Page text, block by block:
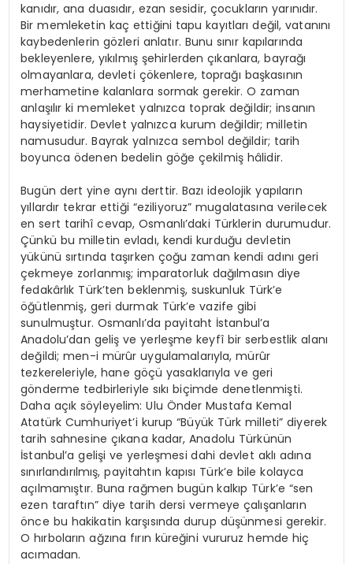
kanıdır, ana duasıdır, ezan sesidir, çocukların yarınıdır.
Bir memleketin kaç ettiğini tapu kayıtları değil, vatanını
kaybedenlerin gözleri anlatır. Bunu sınır kapılarında
bekleyenlere, yıkılmış şehirlerden çıkanlara, bayrağı
olmayanlara, devleti çökenlere, toprağı başkasının
merhametine kalanlara sormak gerekir. O zaman
anlaşılır ki memleket yalnızca toprak değildir; insanın
haysiyetidir. Devlet yalnızca kurum değildir; milletin
namusudur. Bayrak yalnızca sembol değildir; tarih
boyunca ödenen bedelin göğe çekilmiş hâlidir.
Bugün dert yine aynı derttir. Bazı ideolojik yapıların
yıllardır tekrar ettiği “eziliyoruz” mugalatasına verilecek
en sert tarihî cevap, Osmanlı’daki Türklerin durumudur.
Çünkü bu milletin evladı, kendi kurduğu devletin
yükünü sırtında taşırken çoğu zaman kendi adını geri
çekmeye zorlanmış; imparatorluk dağılmasın diye
fedakârlık Türk’ten beklenmiş, suskunluk Türk’e
öğütlenmiş, geri durmak Türk’e vazife gibi
sunulmuştur. Osmanlı’da payitaht İstanbul’a
Anadolu’dan geliş ve yerleşme keyfî bir serbestlik alanı
değildi; men-i mürûr uygulamalarıyla, mürûr
tezkereleriyle, hane göçü yasaklarıyla ve geri
gönderme tedbirleriyle sıkı biçimde denetlenmişti.
Daha açık söyleyelim: Ulu Önder Mustafa Kemal
Atatürk Cumhuriyet’i kurup “Büyük Türk milleti” diyerek
tarih sahnesine çıkana kadar, Anadolu Türkünün
İstanbul’a gelişi ve yerleşmesi dahi devlet aklı adına
sınırlandırılmış, payitahtın kapısı Türk’e bile kolayca
açılmamıştır. Buna rağmen bugün kalkıp Türk’e “sen
ezen taraftın” diye tarih dersi vermeye çalışanların
önce bu hakikatin karşısında durup düşünmesi gerekir.
O hırboların ağzına fırın küreğini vururuz hemde hiç
acımadan.